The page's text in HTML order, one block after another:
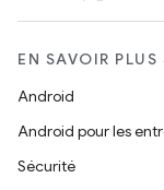
EN SAVOIR
Android
Android pour les
Sécurité